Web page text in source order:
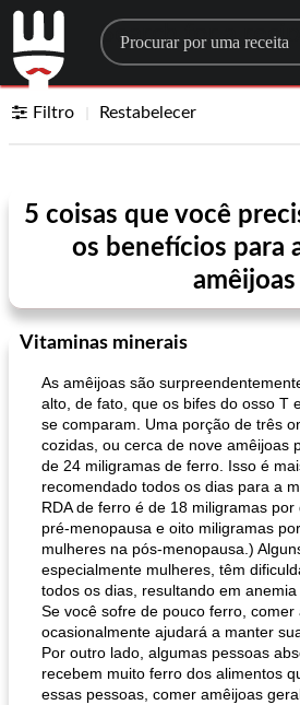
Search for a recipe
Filtro Restabelecer
5 coisas que você
os benefícios para
amêijoas
Vitaminas minerais
As amêijoas são
alto, de fato, que os bifes do osso T
se comparam. Uma porção de três
cozidas, ou cerca de nove amêijoas
de 24 miligramas de ferro. Isso é
recomendado todos os dias para a
RDA de ferro é de 18 miligramas
pré-menopausa e oito miligramas
mulheres na pós-menopausa.)
especialmente mulheres, têm
todos os dias, resultando em anemia
Se você sofre de pouco ferro, comer
ocasionalmente ajudará a manter
Por outro lado, algumas pessoas
recebem muito ferro dos alimentos
essas pessoas, comer amêijoas